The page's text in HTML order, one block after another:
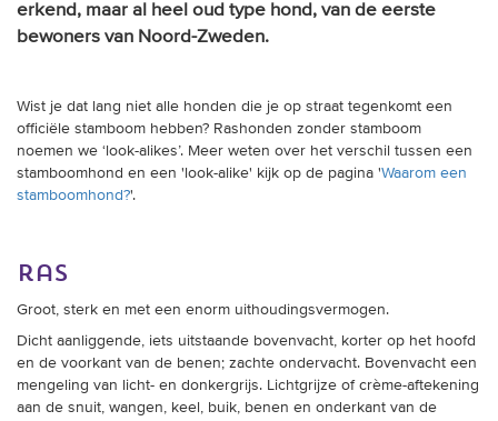
erkend, maar al heel oud type hond, van de eerste
bewoners van Noord-Zweden.
Wist je dat lang niet alle honden die je op straat tegenkomt een
officiële stamboom hebben? Rashonden zonder stamboom
noemen we ‘look-alikes’. Meer weten over het verschil tussen een
stamboomhond en een 'look-alike' kijk op de pagina 'Waarom een
stamboomhond?'.
ras
Groot, sterk en met een enorm uithoudingsvermogen.
Dicht aanliggende, iets uitstaande bovenvacht, korter op het hoofd
en de voorkant van de benen; zachte ondervacht. Bovenvacht een
mengeling van licht- en donkergrijs. Lichtgrijze of crème-aftekening
aan de snuit, wangen, keel, buik, benen en onderkant van de